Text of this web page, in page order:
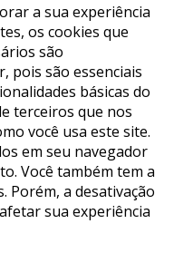
a sua experiência
os cookies que
são
pois são essenciais
básicas do
terceiros que nos
você usa este site.
em seu navegador
Você também tem a
Porém, a desativação
sua experiência